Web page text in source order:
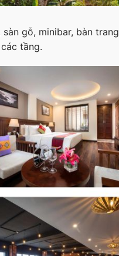
gỗ, minibar, bàn trang
tầng.